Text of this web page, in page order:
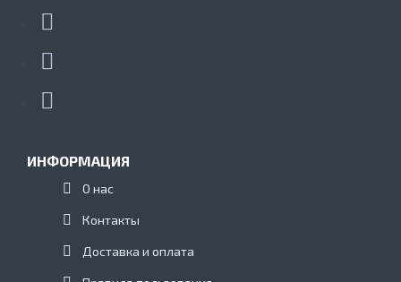
ИНФОРМАЦИЯ
О нас
Контакты
Доставка и оплата